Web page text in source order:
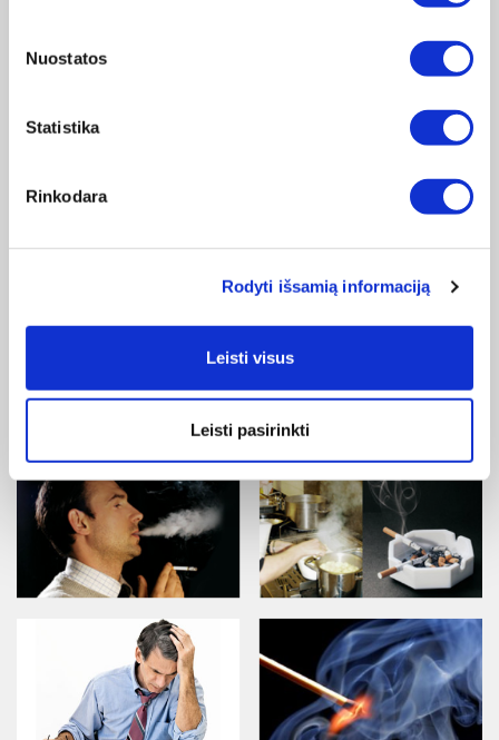
Nuostatos
Statistika
Rinkodara
Rodyti išsamią informaciją
Leisti visus
Leisti pasirinkti
Aplinkoje sklandantys tabako dūmai arba pasyvusis
rūkymas yra tokie pat žalingi, kaip ir pats rūkymas. Galbūt
švokštimas, knarkimas, lėtinių kvėpavimo takų būklių
paūmėjimas, širdies liga ir vėžys – tai tik dalis dėl pasyviojo
rūkymo sveikatai kylančių pavojų, ypač vaikams.